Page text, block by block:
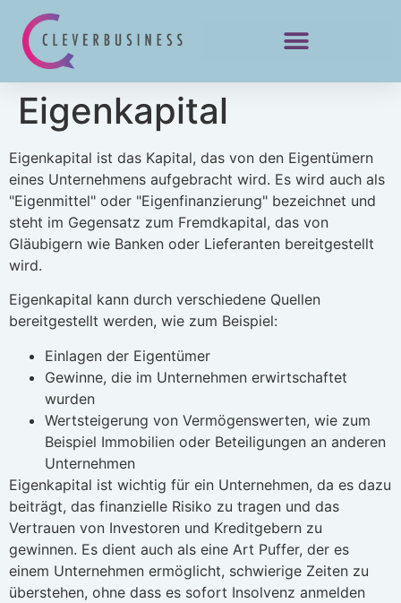
Eigenkapital
Eigenkapital ist das Kapital, das von den Eigentümern
eines Unternehmens aufgebracht wird. Es wird auch als
"Eigenmittel" oder "Eigenfinanzierung" bezeichnet und
steht im Gegensatz zum Fremdkapital, das von
Gläubigern wie Banken oder Lieferanten bereitgestellt
wird.
Eigenkapital kann durch verschiedene Quellen
bereitgestellt werden, wie zum Beispiel:
Einlagen der Eigentümer
Gewinne, die im Unternehmen erwirtschaftet
wurden
Wertsteigerung von Vermögenswerten, wie zum
Beispiel Immobilien oder Beteiligungen an anderen
Unternehmen
Eigenkapital ist wichtig für ein Unternehmen, da es dazu
beiträgt, das finanzielle Risiko zu tragen und das
Vertrauen von Investoren und Kreditgebern zu
gewinnen. Es dient auch als eine Art Puffer, der es
einem Unternehmen ermöglicht, schwierige Zeiten zu
überstehen, ohne dass es sofort Insolvenz anmelden